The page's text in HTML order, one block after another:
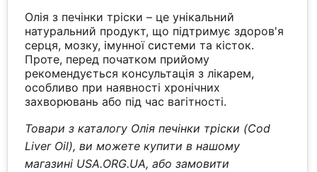
Олія з печінки тріски – це унікальний
натуральний продукт, що підтримує здоров'я
серця, мозку, імунної системи та кісток.
Проте, перед початком прийому
рекомендується консультація з лікарем,
особливо при наявності хронічних
захворювань або під час вагітності.
Товари з каталогу Олія печінки тріски (Cod
Liver Oil), ви можете купити в нашому
магазині USA.ORG.UA, або замовити